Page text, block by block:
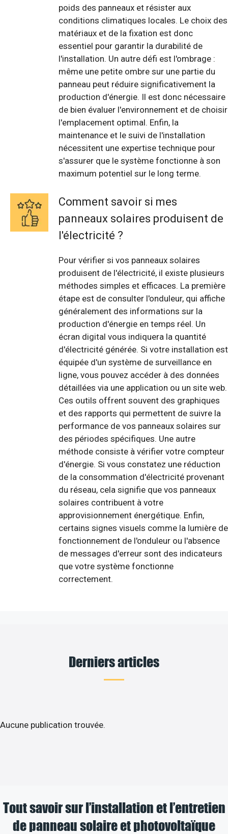
poids des panneaux et résister aux
conditions climatiques locales. Le choix des
matériaux et de la fixation est donc
essentiel pour garantir la durabilité de
l'installation. Un autre défi est l'ombrage :
même une petite ombre sur une partie du
panneau peut réduire significativement la
production d'énergie. Il est donc nécessaire
de bien évaluer l'environnement et de choisir
l'emplacement optimal. Enfin, la
maintenance et le suivi de l'installation
nécessitent une expertise technique pour
s'assurer que le système fonctionne à son
maximum potentiel sur le long terme.
Comment savoir si mes
panneaux solaires produisent de
l'électricité ?
Pour vérifier si vos panneaux solaires
produisent de l'électricité, il existe plusieurs
méthodes simples et efficaces. La première
étape est de consulter l'onduleur, qui affiche
généralement des informations sur la
production d'énergie en temps réel. Un
écran digital vous indiquera la quantité
d'électricité générée. Si votre installation est
équipée d'un système de surveillance en
ligne, vous pouvez accéder à des données
détaillées via une application ou un site web.
Ces outils offrent souvent des graphiques
et des rapports qui permettent de suivre la
performance de vos panneaux solaires sur
des périodes spécifiques. Une autre
méthode consiste à vérifier votre compteur
d'énergie. Si vous constatez une réduction
de la consommation d'électricité provenant
du réseau, cela signifie que vos panneaux
solaires contribuent à votre
approvisionnement énergétique. Enfin,
certains signes visuels comme la lumière de
fonctionnement de l'onduleur ou l'absence
de messages d'erreur sont des indicateurs
que votre système fonctionne
correctement.
Derniers articles
Aucune publication trouvée.
Tout savoir sur l’installation et l’entretien
de panneau solaire et photovoltaïque